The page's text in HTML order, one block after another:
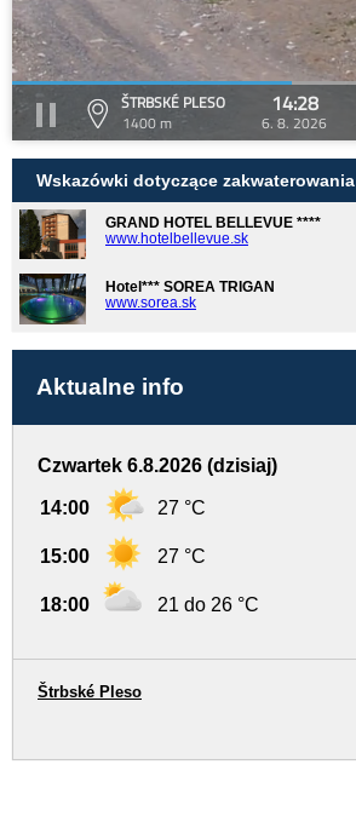
ŠTRBSKÉ PLESO
1400 m
14:28
6. 8. 2026
Wskazówki dotyczące zakwaterowania
GRAND HOTEL BELLEVUE ****
www.hotelbellevue.sk
Hotel*** SOREA TRIGAN
www.sorea.sk
Aktualne info
Czwartek 6.8.2026 (dzisiaj)
14:00 27 °C
15:00 27 °C
18:00 21 do 26 °C
Štrbské Pleso